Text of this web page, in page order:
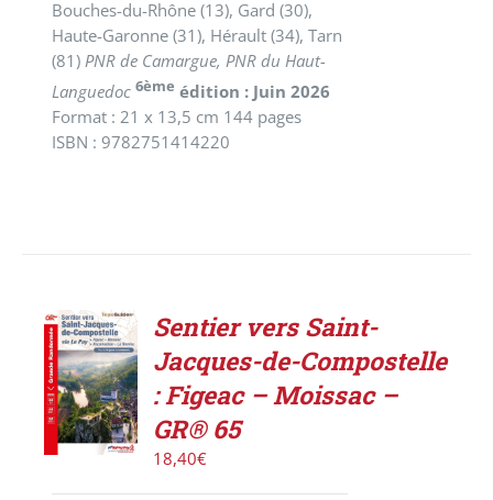
Bouches-du-Rhône (13), Gard (30),
Haute-Garonne (31), Hérault (34), Tarn
(81)PNR de Camargue, PNR du Haut-
Languedoc 6ème édition : Juin 2026
Format : 21 x 13,5 cm 144 pages
ISBN : 9782751414220
AJOUTER
AU
PANIER
/
DÉTAILS
Sentier vers Saint-
Jacques-de-Compostelle
: Figeac – Moissac –
GR® 65
18,40€